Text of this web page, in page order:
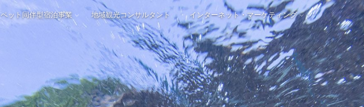
ペット同伴型宿泊事業 地域観光コンサルタント インターネット・マーケティング